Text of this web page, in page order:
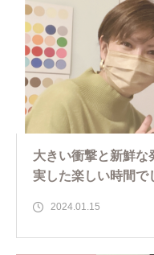
大きい衝撃と新鮮な
実した楽しい時間で
2024.01.15